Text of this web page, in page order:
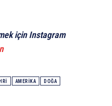
için Instagram
AMERIKA DOĞA